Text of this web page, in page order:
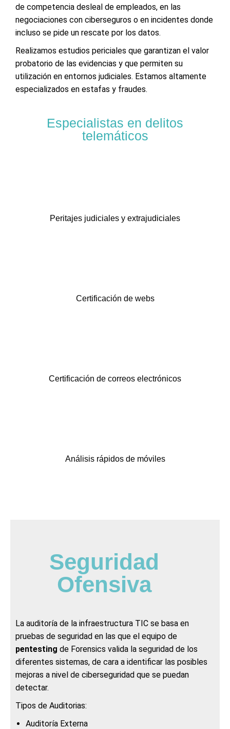
de competencia desleal de empleados, en las
negociaciones con ciberseguros o en incidentes donde
incluso se pide un rescate por los datos.
Realizamos estudios periciales que garantizan el valor
probatorio de las evidencias y que permiten su
utilización en entornos judiciales. Estamos altamente
especializados en estafas y fraudes.
Especialistas en delitos
telemáticos
Peritajes judiciales y extrajudiciales​
Certificación de webs
Certificación de correos electrónicos
Análisis rápidos de móviles
Seguridad
Ofensiva
La auditoría de la infraestructura TIC se basa en
pruebas de seguridad en las que el equipo de
pentesting de Forensics valida la seguridad de los
diferentes sistemas, de cara a identificar las posibles
mejoras a nivel de ciberseguridad que se puedan
detectar.
Tipos de Auditorias:
Auditoría Externa